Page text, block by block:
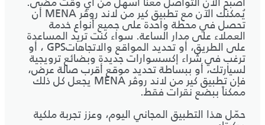
يُمكنك الآن مع تطبيق كير من لاند روڤر MENA أن
تحصل في محطة واحدة على جميع أنواع خدمة
العملاء على مدار الساعة. سواء كنت تريد المساعدة
على الطريق، أو تحديد المواقع والاتجاهاتGPS ، أو
ترغب في شراء إكسسوارات جديدة وبضائع ترويجية
لسيارتك، أو ببساطة تحديد موقع أقرب صالة عرض،
فإن تطبيق كير من لاند روڤر MENA يجعل كل ذلك
ممكناً ببضع نقرات فقط.
حمّل هذا التطبيق المجاني اليوم، وعزز تجربة ملكية